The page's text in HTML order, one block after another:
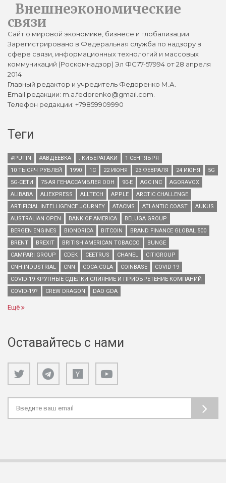
Внешнеэкономические
связи
Сайт о мировой экономике, бизнесе и глобализации
Зарегистрировано в Федеральная служба по надзору в
сфере связи, информационных технологий и массовых
коммуникаций (Роскомнадзор) Эл ФС77-57994 от 28 апреля
2014
Главный редактор и учредитель Федоренко М.А.
Email редакции: m.a.fedorenko@gmail.com.
Телефон редакции: +79859909990
Теги
#PUTIN #АВДЕЕВКА . КИБЕРАТАКИ
1 СЕНТЯБРЯ
10 ТЫСЯЧ РУБЛЕЙ
1990 1С 22 ИЮНЯ 23 ФЕВРАЛЯ 24 ИЮНЯ
5G
5G-СЕТИ
75-АЯ ГЕНАССАМБЛЕЯ ООН 90-Е AGC INC
AGORAVOX
ALIBABA
ALIEXPRESS ALLTECH APPLE
ARCTIC CHALLENGE
ARTIFICIAL INTELLIGENCE JOURNEY
ATACMS ATLANTIC COAST
AUKUS
AUSTRALIAN OPEN
BANK OF AMERICA
BELUGA GROUP
BERGEN ENGINES
BIONORICA BITCOIN
BRAND FINANCE GLOBAL 500
BRENT
BREXIT BRITISH AMERICAN TOBACCO
BUNGE
CAMPARI GROUP
CDEK CEETRUS CHANEL
CITIGROUP
CNH INDUSTRIAL
CNN COCA-COLA COINBASE
COVID-19
COVID-19 КРУПНЫЕ СДЕЛКИ СЛИЯНИЕ И ПРИОБРЕТЕНИЕ КОМПАНИЙ
COVID-19?
CREW DRAGON DAO GDA
Ещё
Оставайтесь с нами